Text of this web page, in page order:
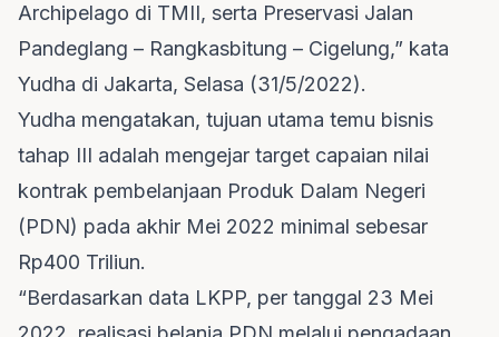
Archipelago di TMII, serta Preservasi Jalan
Pandeglang – Rangkasbitung – Cigelung,” kata
Yudha di Jakarta, Selasa (31/5/2022).
Yudha mengatakan, tujuan utama temu bisnis
tahap III adalah mengejar target capaian nilai
kontrak pembelanjaan Produk Dalam Negeri
(PDN) pada akhir Mei 2022 minimal sebesar
Rp400 Triliun.
“Berdasarkan data LKPP, per tanggal 23 Mei